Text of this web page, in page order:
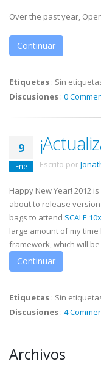
Over the past year,
Continuar
Etiquetas : Sin
Discusiones : 0
9
Ene Escrito por
Happy New Year! 2012
about to release
bags to attend SCALE 10x
large amount of my
framework, which will be
Continuar
Etiquetas : Sin
Discusiones : 4
Archivos